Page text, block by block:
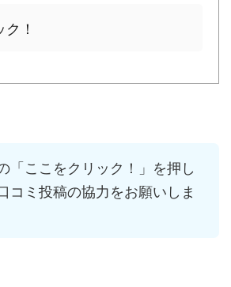
！
「ここをクリック！」を押し
コミ投稿の協力をお願いしま